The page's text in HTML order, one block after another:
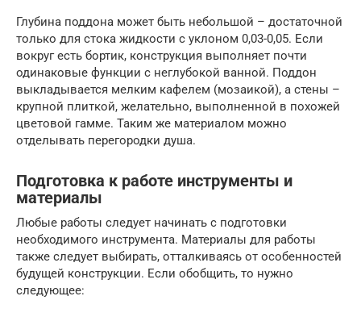
Глубина поддона может быть небольшой – достаточной
только для стока жидкости с уклоном 0,03-0,05. Если
вокруг есть бортик, конструкция выполняет почти
одинаковые функции с неглубокой ванной. Поддон
выкладывается мелким кафелем (мозаикой), а стены –
крупной плиткой, желательно, выполненной в похожей
цветовой гамме. Таким же материалом можно
отделывать перегородки душа.
Подготовка к работе инструменты и
материалы
Любые работы следует начинать с подготовки
необходимого инструмента. Материалы для работы
также следует выбирать, отталкиваясь от особенностей
будущей конструкции. Если обобщить, то нужно
следующее: